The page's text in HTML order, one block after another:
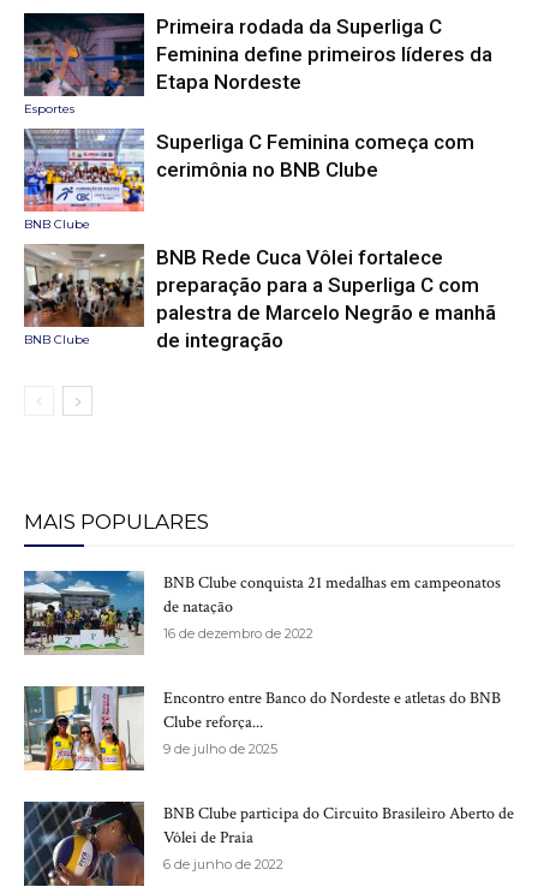
Esportes
Primeira rodada da Superliga C
Feminina define primeiros líderes da
Etapa Nordeste
BNB Clube
Superliga C Feminina começa com
cerimônia no BNB Clube
BNB Clube
BNB Rede Cuca Vôlei fortalece
preparação para a Superliga C com
palestra de Marcelo Negrão e manhã
de integração
MAIS POPULARES
BNB Clube conquista 21 medalhas em campeonatos
de natação
16 de dezembro de 2022
Encontro entre Banco do Nordeste e atletas do BNB
Clube reforça...
9 de julho de 2025
BNB Clube participa do Circuito Brasileiro Aberto de
Vôlei de Praia
6 de junho de 2022